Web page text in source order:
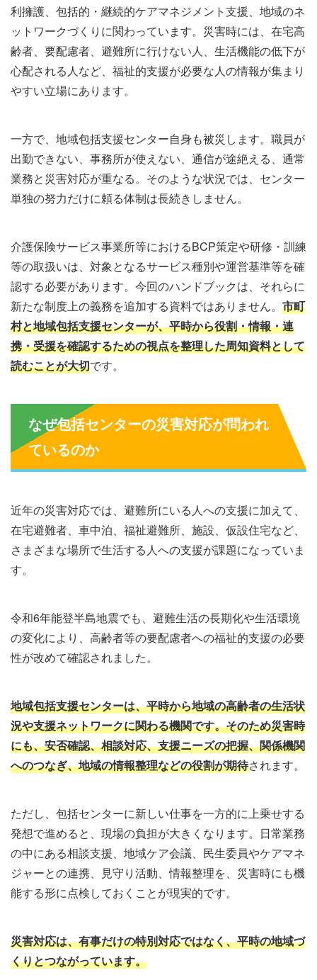
利擁護、包括的・継続的ケアマネジメント支援、地域のネ
ットワークづくりに関わっています。災害時には、在宅高
齢者、要配慮者、避難所に行けない人、生活機能の低下が
心配される人など、福祉的支援が必要な人の情報が集まり
やすい立場にあります。
一方で、地域包括支援センター自身も被災します。職員が
出勤できない、事務所が使えない、通信が途絶える、通常
業務と災害対応が重なる。そのような状況では、センター
単独の努力だけに頼る体制は長続きしません。
介護保険サービス事業所等におけるBCP策定や研修・訓練
等の取扱いは、対象となるサービス種別や運営基準等を確
認する必要があります。今回のハンドブックは、それらに
新たな制度上の義務を追加する資料ではありません。 市町
村と地域包括支援センターが、平時から役割・情報・連
携・受援を確認するための視点を整理した周知資料として
読むことが大切です。
なぜ包括センターの災害対応が問われ
ているのか
近年の災害対応では、避難所にいる人への支援に加えて、
在宅避難者、車中泊、福祉避難所、施設、仮設住宅など、
さまざまな場所で生活する人への支援が課題になっていま
す。
令和6年能登半島地震でも、避難生活の長期化や生活環境
の変化により、高齢者等の要配慮者への福祉的支援の必要
性が改めて確認されました。
地域包括支援センターは、平時から地域の高齢者の生活状
況や支援ネットワークに関わる機関です。そのため災害時
にも、安否確認、相談対応、支援ニーズの把握、関係機関
へのつなぎ、地域の情報整理などの役割が期待されます。
ただし、包括センターに新しい仕事を一方的に上乗せする
発想で進めると、現場の負担が大きくなります。日常業務
の中にある相談支援、地域ケア会議、民生委員やケアマネ
ジャーとの連携、見守り活動、情報整理を、災害時にも機
能する形に点検しておくことが現実的です。
災害対応は、有事だけの特別対応ではなく、平時の地域づ
くりとつながっています。